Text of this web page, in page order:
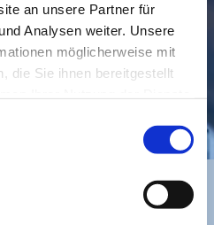
an unsere Partner für
Analysen weiter. Unsere
möglicherweise mit
die Sie ihnen bereitgestellt